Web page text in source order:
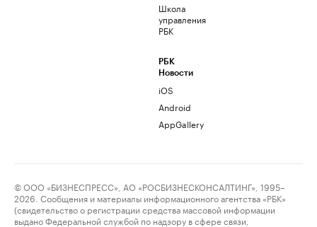
Школа
управления
РБК
РБК
Новости
iOS
Android
AppGallery
© ООО «БИЗНЕСПРЕСС», АО «РОСБИЗНЕСКОНСАЛТИНГ», 1995–
2026. Сообщения и материалы информационного агентства «РБК»
(свидетельство о регистрации средства массовой информации
выдано Федеральной службой по надзору в сфере связи,